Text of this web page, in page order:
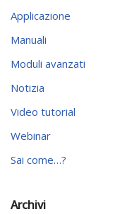
Applicazione
Manuali
Moduli avanzati
Notizia
Video tutorial
Webinar
Sai come…?
Archivi